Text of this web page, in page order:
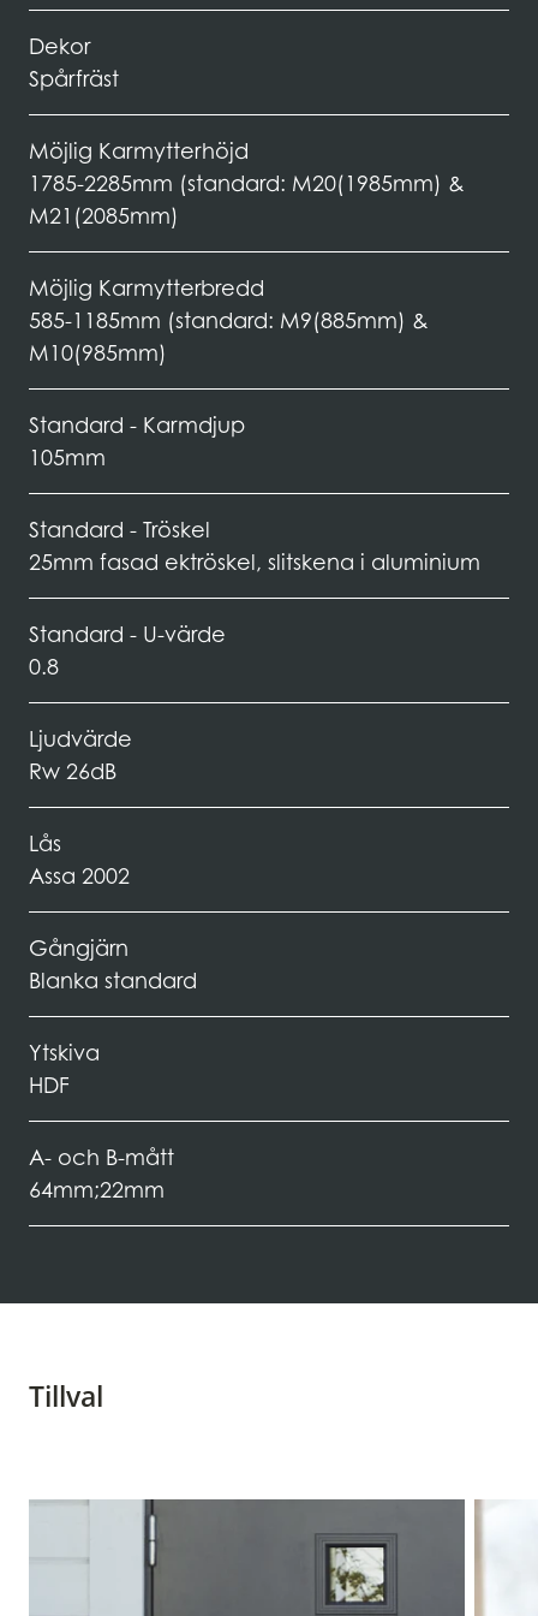
Dekor
Spårfräst
Möjlig Karmytterhöjd
1785-2285mm (standard: M20(1985mm) &
M21(2085mm)
Möjlig Karmytterbredd
585-1185mm (standard: M9(885mm) &
M10(985mm)
Standard - Karmdjup
105mm
Standard - Tröskel
25mm fasad ektröskel, slitskena i aluminium
Standard - U-värde
0.8
Ljudvärde
Rw 26dB
Lås
Assa 2002
Gångjärn
Blanka standard
Ytskiva
HDF
A- och B-mått
64mm;22mm
Tillval